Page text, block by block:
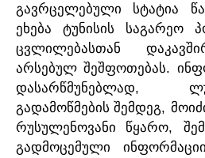
გავრცელებული სტატია
ეხება
ტუნისის საგარეო
ცვლილებასთან
არსებულ შეშფოთებას.
დასარწმუნებლად,
გადამოწმების შემდეგ,
რუსულენოვანი
წყარო,
გადმოცემული